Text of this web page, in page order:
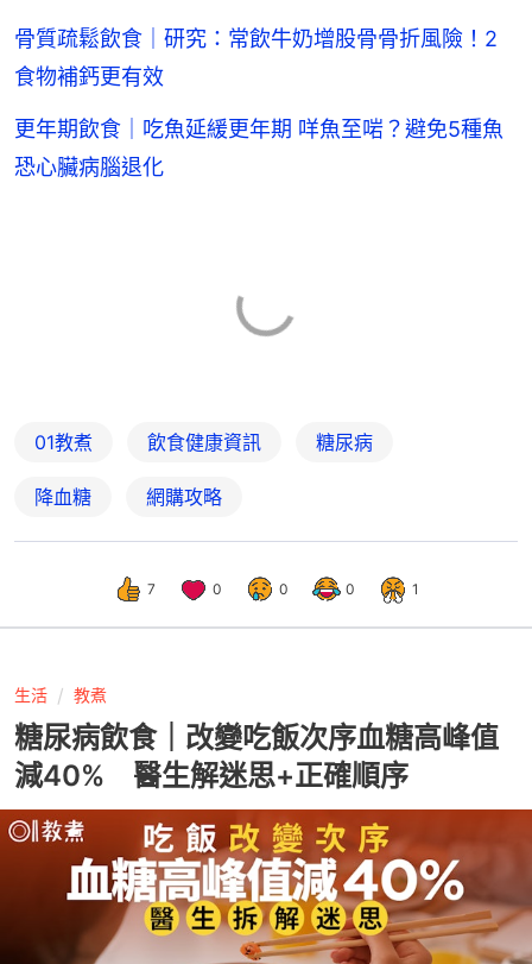
骨質疏鬆飲食｜研究：常飲牛奶增股骨骨折風險！2
食物補鈣更有效
更年期飲食｜吃魚延緩更年期 咩魚至啱？避免5種魚
恐心臟病腦退化
01教煮 飲食健康資訊 糖尿病
降血糖 網購攻略
7 0 0 0 1
生活 教煮
糖尿病飲食｜改變吃飯次序血糖高峰值
減40% 醫生解迷思+正確順序